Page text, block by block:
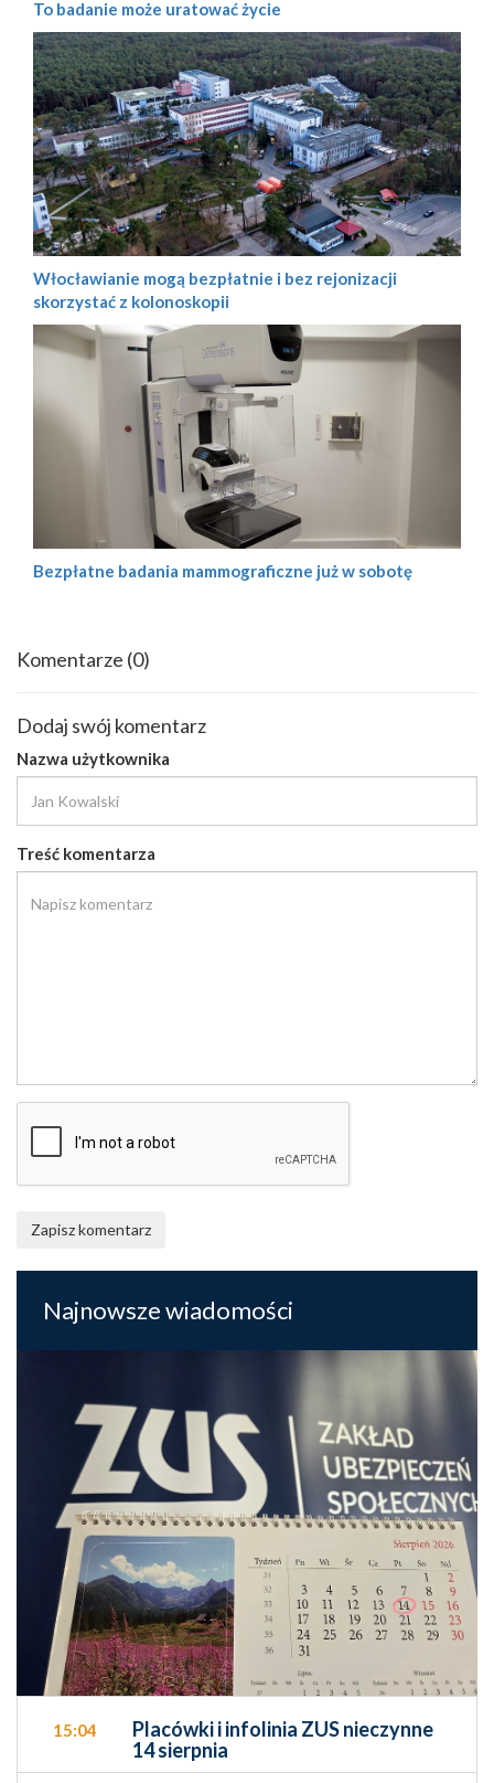
To badanie może uratować życie
Włocławianie mogą bezpłatnie i bez rejonizacji
skorzystać z kolonoskopii
Bezpłatne badania mammograficzne już w sobotę
Komentarze (0)
Dodaj swój komentarz
Nazwa użytkownika
Treść komentarza
Zapisz komentarz
Najnowsze wiadomości
15:04
Placówki i infolinia ZUS nieczynne
14 sierpnia